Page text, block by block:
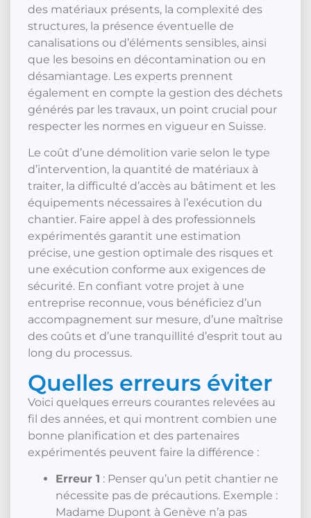
des matériaux présents, la complexité des
structures, la présence éventuelle de
canalisations ou d’éléments sensibles, ainsi
que les besoins en décontamination ou en
désamiantage. Les experts prennent
également en compte la gestion des déchets
générés par les travaux, un point crucial pour
respecter les normes en vigueur en Suisse.
Le coût d’une démolition varie selon le type
d’intervention, la quantité de matériaux à
traiter, la difficulté d’accès au bâtiment et les
équipements nécessaires à l’exécution du
chantier. Faire appel à des professionnels
expérimentés garantit une estimation
précise, une gestion optimale des risques et
une exécution conforme aux exigences de
sécurité. En confiant votre projet à une
entreprise reconnue, vous bénéficiez d’un
accompagnement sur mesure, d’une maîtrise
des coûts et d’une tranquillité d’esprit tout au
long du processus.
Quelles erreurs éviter
Voici quelques erreurs courantes relevées au
fil des années, et qui montrent combien une
bonne planification et des partenaires
expérimentés peuvent faire la différence :
Erreur 1 : Penser qu’un petit chantier ne
nécessite pas de précautions. Exemple :
Madame Dupont à Genève n’a pas